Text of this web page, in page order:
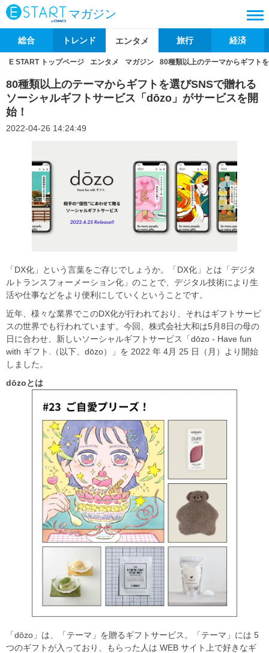
マガジン
総合 トレンド エンタメ 旅行 経済
E START トップページ エンタメ マガジン 80種類以上のテーマからギフト
80種類以上のテーマからギフトを選びSNSで贈れる
ソーシャルギフトサービス「dōzo」がサービスを開
始！
2022-04-26 14:24:49
「DX化」という言葉をご存じでしょうか。「DX化」とは「デジタ
ルトランスフォーメーション化」のことで、デジタル技術により生
活や仕事などをより便利にしていくということです。
近年、様々な業界でこのDX化が行われており、それはギフトサービ
スの世界でも行われています。今回、株式会社大和は5月8日の母の
日に合わせ、新しいソーシャルギフトサービス「dōzo - Have fun
with ギフト.（以下、dōzo）」を 2022 年 4月 25 日（月）より開始
しました。
dōzoとは
「dōzo」は、「テーマ」を贈るギフトサービス。「テーマ」には 5
つのギフトが入っており、もらった人は WEB サイト上で好きなギ